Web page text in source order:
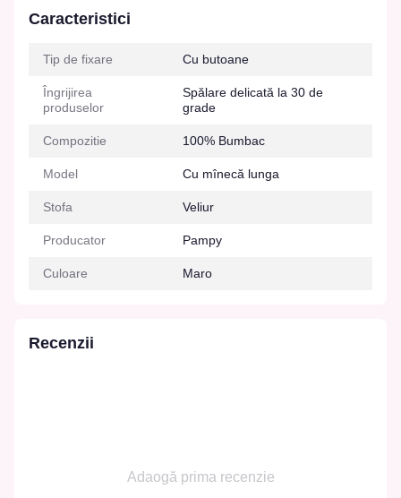
Caracteristici
Tip de fixare Cu butoane
Îngrijirea
produselor
Spălare delicată la 30 de
grade
Compozitie 100% Bumbac
Model Cu mînecă lunga
Stofa Veliur
Producator Pampy
Culoare Maro
Recenzii
Adaogă prima recenzie